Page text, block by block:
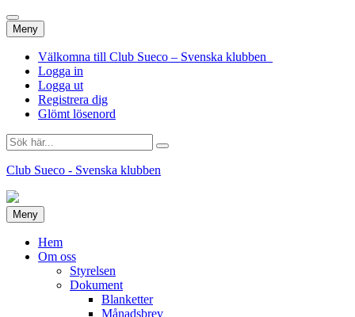
Meny Hoppa
till
innehåll
Välkomna till Club Sueco – Svenska klubben
Logga in
Logga ut
Registrera dig
Glömt lösenord
Sök
efter:
Club Sueco - Svenska klubben
Meny Hoppa
till
innehåll
Hem
Om oss
Styrelsen
Dokument
Blanketter
Månadsbrev